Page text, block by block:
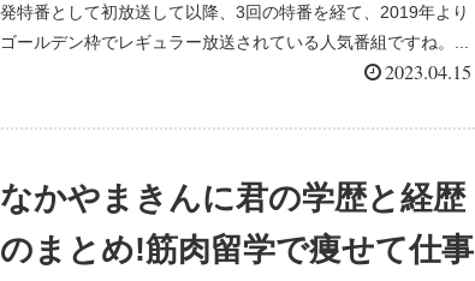
発特番として初放送して以降、3回の特番を経て、2019年より
ゴールデン枠でレギュラー放送されている人気番組ですね。...
2023.04.15
なかやまきんに君の学歴と経歴
のまとめ!筋肉留学で痩せて仕事